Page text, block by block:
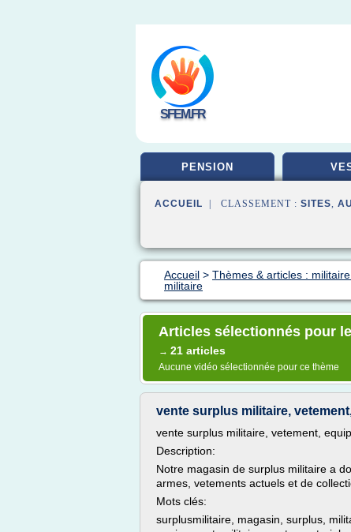
SFEM.FR
PENSION
ACCUEIL | CLASSEMENT : SITES,
Accueil > Thèmes & articles :
militaire
Articles sélectionnés pour
→ 21 articles
Aucune vidéo sélectionnée pour ce thème
vente surplus militaire,
vente surplus militaire, vetement,
Description:
Notre magasin de surplus militaire a
armes, vetements actuels et de
Mots clés:
surplusmilitaire, magasin, surplus,